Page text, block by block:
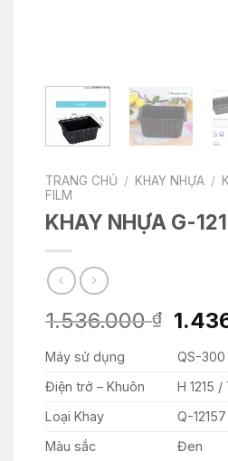
TRANG CHỦ / KHAY NHỰA /
FILM
KHAY NHỰA G-
1.536.000₫
Giá
là:
Máy sử dụng
QS-300
Điện trở – Khuôn
H 1215 /
Loại Khay
Q-12157
Màu sắc
Đen